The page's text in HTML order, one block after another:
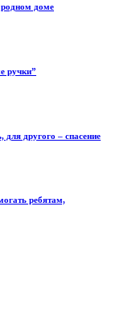
доме
ручки”
для другого – спасение
ребятам,